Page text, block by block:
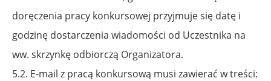
doręczenia pracy konkursowej przyjmuje się datę i
godzinę dostarczenia wiadomości od Uczestnika na
ww. skrzynkę odbiorczą Organizatora.
5.2. E-mail z pracą konkursową musi zawierać w treści: